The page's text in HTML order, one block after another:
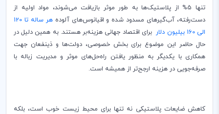
تنها 5% از پلاستیک‌ها به طور موثر بازیافت می‌شوند، مواد اولیه از
دست‌رفته، آب‌گیر‌های مسدود شده و اقیانوس‌های آلوده
هر ساله تا 120
الی 160 بیلیون دلار
برای اقتصاد جهانی هزینه‌بر هستند. به همین دلیل در
حال حاضر این موضوع برای بخش خصوصی، دولت‌ها و ذینفعان جهت
همکاری با یکدیگر به منظور یافتن راه‌حل‌های موثر و مدیریت زباله با
صرفه‌جویی در هزینه ارجح‌تر از همیشه است.
کاهش ضایعات پلاستیکی نه تنها برای محیط‌ زیست خوب است، بلکه